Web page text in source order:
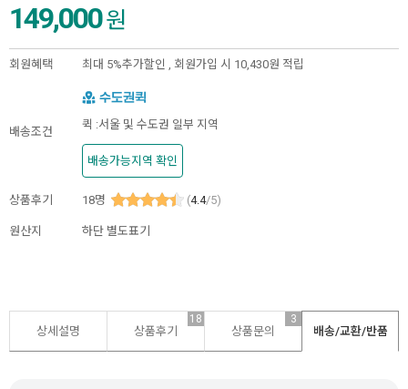
149,000원
회원혜택 최대 5%추가할인 , 회원가입 시 10,430원 적립
배송조건
퀵 :서울 및 수도권 일부 지역
배송가능지역 확인
상품후기 18명 (4.4/5)
원산지 하단 별도표기
상세설명 상품후기
18
상품문의
3
배송/교환/반품